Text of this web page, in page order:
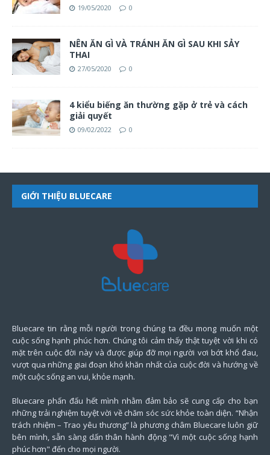
19/05/2020 0
NÊN ĂN GÌ VÀ TRÁNH ĂN GÌ SAU KHI SẢY
THAI
27/05/2020 0
4 kiểu biếng ăn thường gặp ở trẻ và cách
giải quyết
09/02/2022 0
GIỚI THIỆU BLUECARE
Bluecare tin rằng mỗi người trong chúng ta đều mong muốn một
cuộc sống hạnh phúc hơn. Chúng tôi cảm thấy thật tuyệt vời khi có
mặt trên cuộc đời này và được giúp đỡ mọi người vơi bớt khổ đau,
vượt qua những giai đoạn khó khăn nhất của cuộc đời và hướng về
một cuộc sống an vui, khỏe mạnh.
Bluecare phấn đấu hết mình nhằm đảm bảo sẽ cung cấp cho bạn
những trải nghiệm tuyệt vời về chăm sóc sức khỏe toàn diện. “Nhận
trách nhiệm – Trao yêu thương” là phương châm Bluecare luôn giữ
bên mình, sẵn sàng dấn thân hành động "Vì một cuộc sống hạnh
phúc hơn" đến cho mọi người.